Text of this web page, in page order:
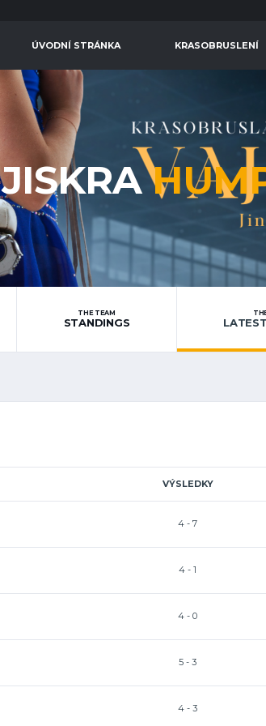
ÚVODNÍ STRÁNKA KRASOBRUSLENÍ
JISKRA
THE TEAM
STANDINGS
VÝSLEDKY
4 - 7
4 - 1
4 - 0
5 - 3
4 - 3